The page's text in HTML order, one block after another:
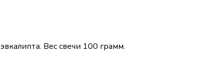
Вес свечи 100 грамм.